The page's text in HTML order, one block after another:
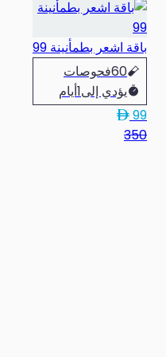
باقة اشعر بطمأنينة 99
60فحوصات
يؤدي إلى1أيام
99
350